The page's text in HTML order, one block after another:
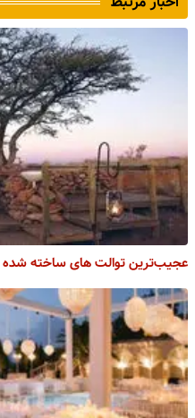
عجیب‌ترین توالت‌ های ساخته شده